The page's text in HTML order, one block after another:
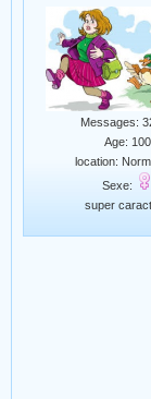
Messages:
Age: 100
location:
Sexe:
super